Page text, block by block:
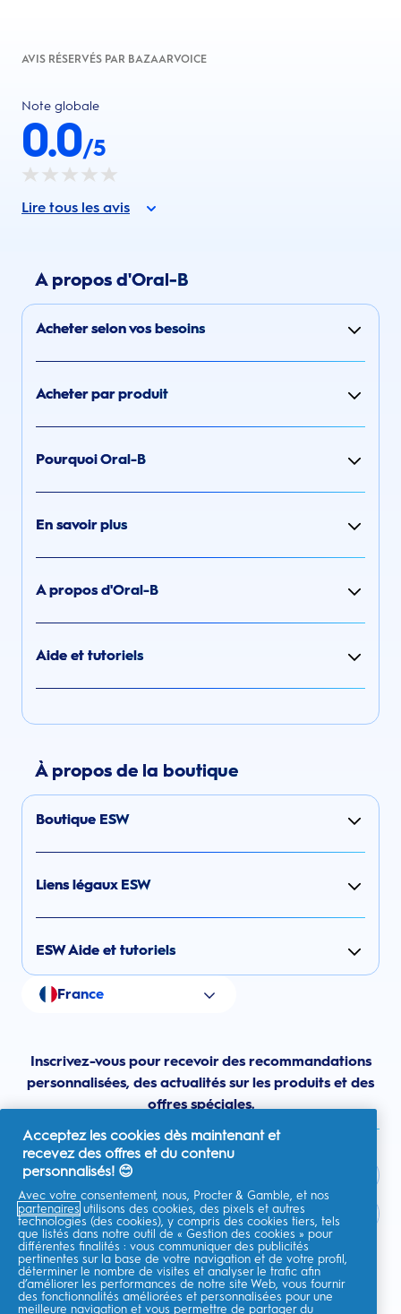
AVIS RÉSERVÉS PAR BAZAARVOICE
Note globale
0.0/5
Lire tous les avis
A propos d'Oral-B
Acheter selon vos besoins
Acheter par produit
Pourquoi Oral-B
En savoir plus
A propos d'Oral-B
Aide et tutoriels
À propos de la boutique
Boutique ESW
Liens légaux ESW
ESW Aide et tutoriels
France
Inscrivez-vous pour recevoir des recommandations
personnalisées, des actualités sur les produits et des
offres spéciales.
France
Je consens à recevoir des communications personnalisées
concernant des offres, des actualités et d'autres initiatives
Acceptez les cookies dès maintenant et
recevez des offres et du contenu
personnalisés! 😊
Avec votre consentement, nous, Procter & Gamble, et nos
partenaires utilisons des cookies, des pixels et autres
technologies (des cookies), y compris des cookies tiers, tels
que listés dans notre outil de « Gestion des cookies » pour
différentes finalités : vous communiquer des publicités
pertinentes sur la base de votre navigation et de votre profil,
déterminer le nombre de visites et analyser le trafic afin
d’améliorer les performances de notre site Web, vous fournir
des fonctionnalités améliorées et personnalisées pour une
meilleure navigation et vous permettre de partager du